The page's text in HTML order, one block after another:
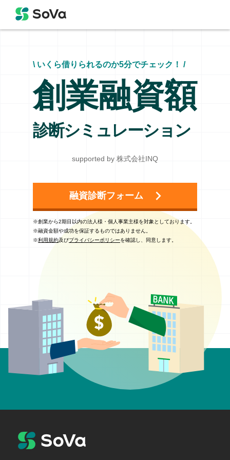
\ いくら借りられるのか5分でチェック！ /
創業融資額
診断シミュレーション
supported by 株式会社INQ
融資診断フォーム
※創業から2期目以内の法人様・個人事業主様を対象としております。
※融資金額や成功を保証するものではありません。
※利用規約及びプライバシーポリシーを確認し、同意します。